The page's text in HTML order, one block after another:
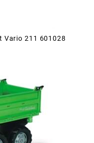
Vario 211 601028